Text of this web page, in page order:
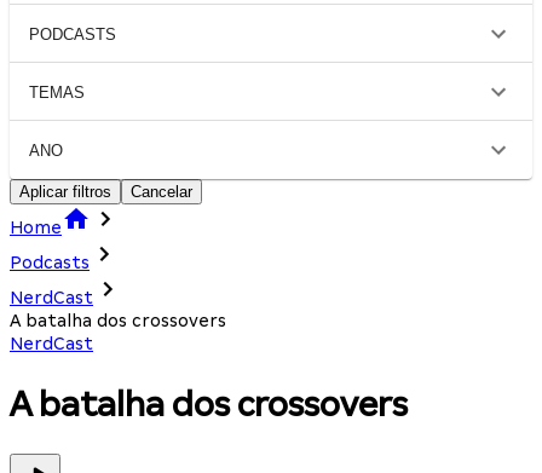
PODCASTS
TEMAS
ANO
Aplicar filtros Cancelar
Home
Podcasts
NerdCast
A batalha dos crossovers
NerdCast
A batalha dos crossovers